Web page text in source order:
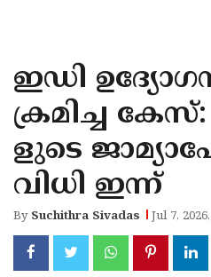
KANNUR
KASARAGOD
ഇഡി
ക്രമിച്ച
ളുടെ
വിധി ഇന്ന്
By Suchithra Sivadas Jul 7,